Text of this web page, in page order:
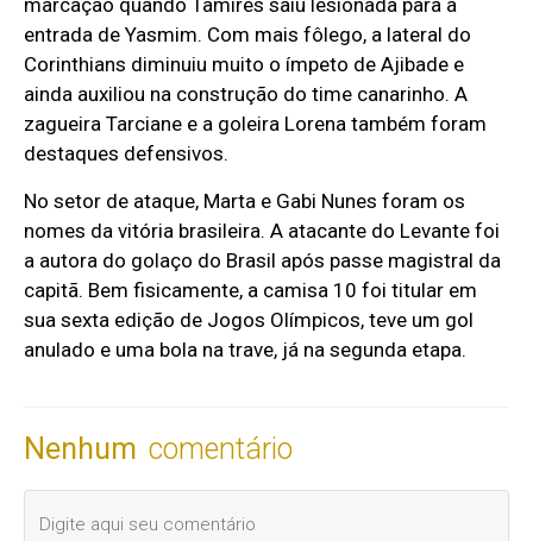
entrada de Yasmim. Com mais fôlego, a lateral do
Corinthians diminuiu muito o ímpeto de Ajibade e
ainda auxiliou na construção do time canarinho. A
zagueira Tarciane e a goleira Lorena também foram
destaques defensivos.
No setor de ataque, Marta e Gabi Nunes foram os
nomes da vitória brasileira. A atacante do Levante foi
a autora do golaço do Brasil após passe magistral da
capitã. Bem fisicamente, a camisa 10 foi titular em
sua sexta edição de Jogos Olímpicos, teve um gol
anulado e uma bola na trave, já na segunda etapa.
Nenhum comentário